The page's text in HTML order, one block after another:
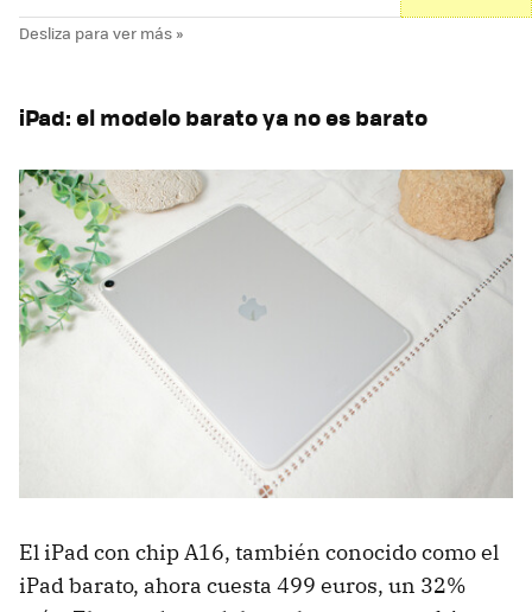
iPad: el modelo barato ya no es barato
El iPad con chip A16, también conocido como el
iPad barato, ahora cuesta 499 euros, un 32%